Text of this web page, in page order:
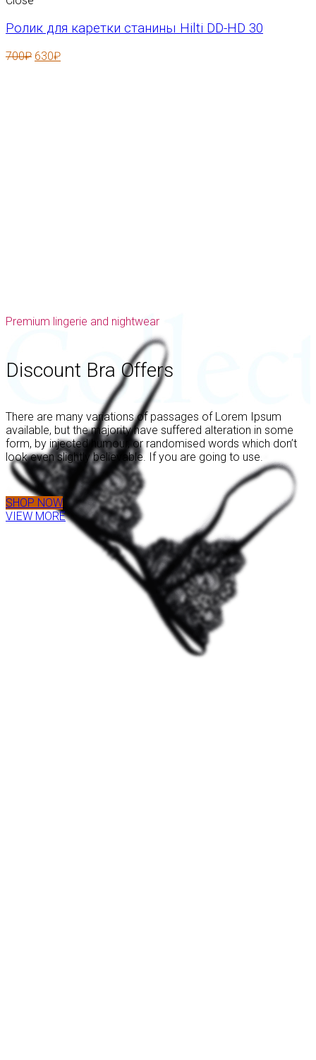
Ролик для каретки станины Hilti DD-HD 30
700₽ 630₽
Premium lingerie and nightwear
Discount Bra Offers
There are many variations of passages of Lorem Ipsum
available, but the majority have suffered alteration in some
form, by injected humour, or randomised words which don’t
look even slightly believable. If you are going to use.
SHOP NOW
VIEW MORE